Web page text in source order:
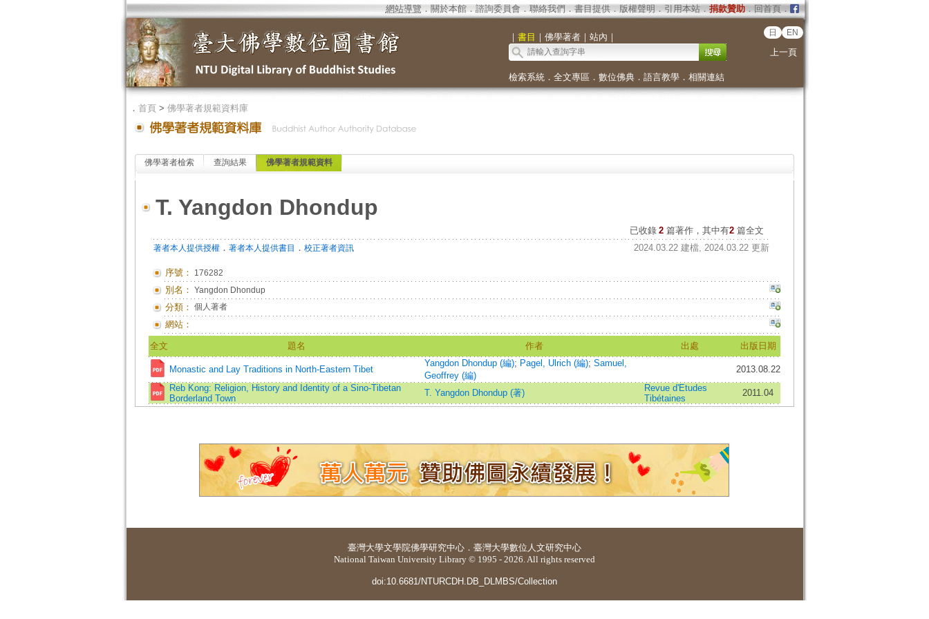
網站導覽 ． 關於本館． 諮詢委員會． 聯絡我們 ． 書目提供． 版權聲明 ． 引用本站． 捐款贊助．回首頁．
｜ 書目 ｜ 佛學著者｜ 站內 ｜ 日 EN
上一頁
檢索系統． 全文專區 ． 數位佛典． 語言教學． 相關連結
． 首頁> 佛學著者規範資料庫
佛學著者檢索 查詢結果 佛學著者規範資料
T. Yangdon Dhondup
已收錄 2 篇著作，其中有2篇全文
著者本人提供授權． 著者本人提供書目 ． 校正著者資訊 2024.03.22 建檔, 2024.03.22 更新
序號： 176282
別名： Yangdon Dhondup
分類： 個人著者
網站：
全文 題名 作者 出處 出版日期
Monastic and Lay Traditions in North-Eastern Tibet
Yangdon Dhondup (編); Pagel, Ulrich (編); Samuel,
Geoffrey (編)
2013.08.22
Reb Kong: Religion, History and Identity of a Sino-Tibetan
Borderland Town
T. Yangdon Dhondup (著)
Revue d'Etudes
Tibétaines
2011.04
臺灣大學文學院佛學研究中心 ． 臺灣大學數位人文研究中心
National Taiwan University Library © 1995 - 2026. All rights reserved
doi:10.6681/NTURCDH.DB_DLMBS/Collection